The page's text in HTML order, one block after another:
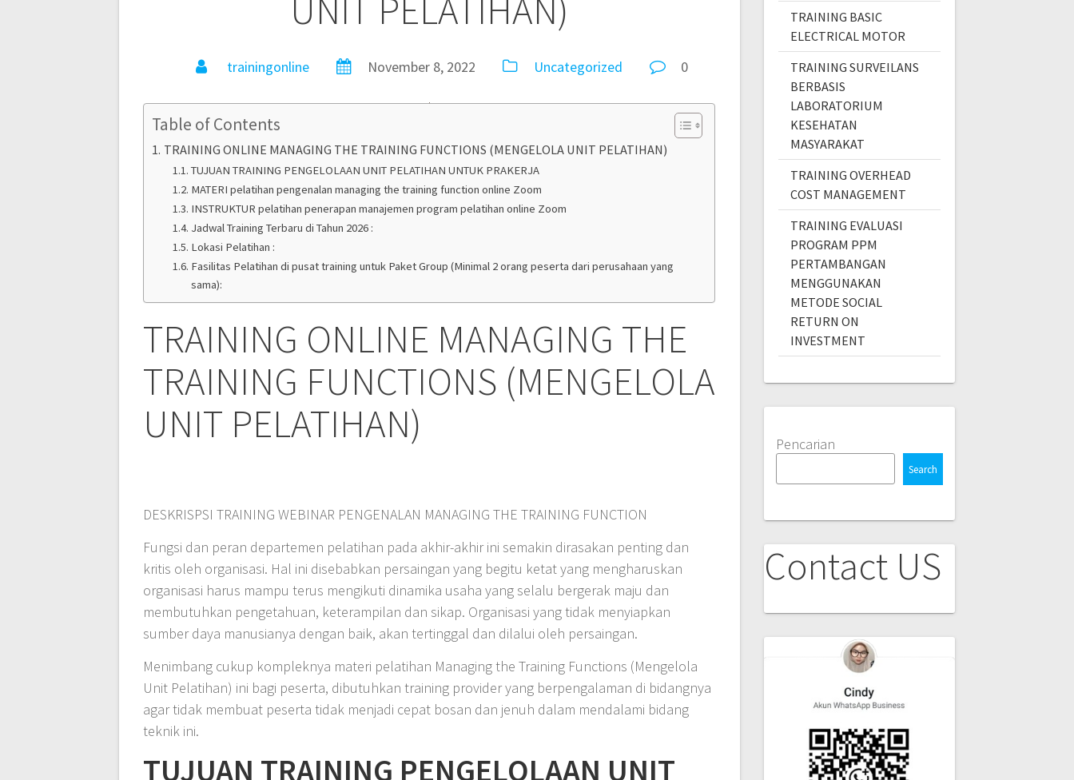
UNIT PELATIHAN)
trainingonline November 8, 2022 Uncategorized 0
Table of Contents
TRAINING ONLINE MANAGING THE TRAINING FUNCTIONS (MENGELOLA UNIT PELATIHAN)
TUJUAN TRAINING PENGELOLAAN UNIT PELATIHAN UNTUK PRAKERJA
MATERI pelatihan pengenalan managing the training function online Zoom
INSTRUKTUR pelatihan penerapan manajemen program pelatihan online Zoom
Jadwal Training Terbaru di Tahun 2026 :
Lokasi Pelatihan :
Fasilitas Pelatihan di pusat training untuk Paket Group (Minimal 2 orang peserta dari perusahaan yang
sama):
TRAINING ONLINE MANAGING THE
TRAINING FUNCTIONS (MENGELOLA
UNIT PELATIHAN)
DESKRISPSI TRAINING WEBINAR PENGENALAN MANAGING THE TRAINING FUNCTION
Fungsi dan peran departemen pelatihan pada akhir-akhir ini semakin dirasakan penting dan
kritis oleh organisasi. Hal ini disebabkan persaingan yang begitu ketat yang mengharuskan
organisasi harus mampu terus mengikuti dinamika usaha yang selalu bergerak maju dan
membutuhkan pengetahuan, keterampilan dan sikap. Organisasi yang tidak menyiapkan
sumber daya manusianya dengan baik, akan tertinggal dan dilalui oleh persaingan.
Menimbang cukup kompleknya materi pelatihan Managing the Training Functions (Mengelola
Unit Pelatihan) ini bagi peserta, dibutuhkan training provider yang berpengalaman di bidangnya
agar tidak membuat peserta tidak menjadi cepat bosan dan jenuh dalam mendalami bidang
teknik ini.
TUJUAN TRAINING PENGELOLAAN UNIT
TRAINING BASIC
ELECTRICAL MOTOR
TRAINING SURVEILANS
BERBASIS
LABORATORIUM
KESEHATAN
MASYARAKAT
TRAINING OVERHEAD
COST MANAGEMENT
TRAINING EVALUASI
PROGRAM PPM
PERTAMBANGAN
MENGGUNAKAN
METODE SOCIAL
RETURN ON
INVESTMENT
Pencarian
Search
Contact US